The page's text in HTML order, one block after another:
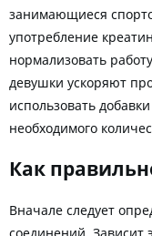
занимающиеся
употребление
нормализовать
девушки ускоряют
использовать
необходимого
Как
Вначале следует